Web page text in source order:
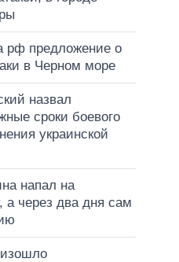
рф предложение о
в Черном море
назвал
сроки боевого
украинской
напал на
а через два дня сам